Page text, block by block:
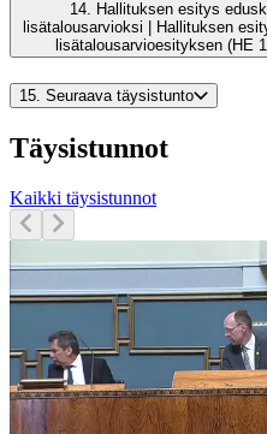
14.
Hallituksen esitys
lisätalousarvioksi | Hallituksen esitys eduskunnalle vuoden 2026 toisen
15. Seuraava täysistunto
Täysistunnot
Kaikki täysistunnot